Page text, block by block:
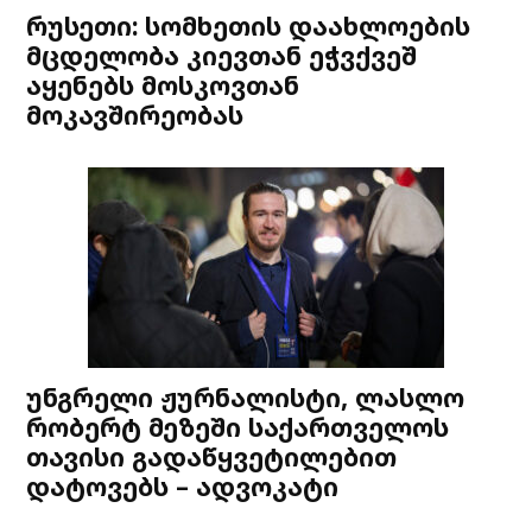
რუსეთი: სომხეთის დაახლოების
მცდელობა კიევთან ეჭვქვეშ
აყენებს მოსკოვთან
მოკავშირეობას
უნგრელი ჟურნალისტი, ლასლო
რობერტ მეზეში საქართველოს
თავისი გადაწყვეტილებით
დატოვებს – ადვოკატი